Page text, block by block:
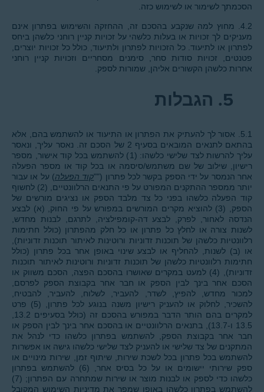
הסכמתך לשימור או לשימוש כזה.
4.2. מחוץ למה שנקבע בהסכם זה, ההחזקה והשימוש בפתרון אינם
מעניקים לך זכויות או בעלות כלשהי על זכויות קניין רוחני כלשהן ביחס
לפתרון או לתיעוד. כל הזכויות לפתרון ולתיעוד, כולל כל זכויות יוצרים,
פטנטים, זכויות סודות סחר, סימנים מסחריים וזכויות קניין רוחני
אחרות כלשהן הקשורים אליהן, שמורות לספק.
5. הגבלות
5.1. אסור לך להעתיק את הפתרון או התיעוד או להשתמש בהם, אלא
בהתאם לתנאים המובאים בסעיף 2 של הסכם זה. נאסר עליך, ונאסר
עליך להרשות לצד שלישי כלשהו: (1) להשתמש בכל קוד אישור, מספר
רישיון, שילוב של שם משתמש/סיסמה או בכל קוד או מספר הפעלה
אחר הנמסר על ידי הספק בקשר לכל פתרון (""קוד הפעלה) על או עבור
יותר ממספר ההתקנים המפורט על פי התנאים הרלוונטיים, (2) לחשוף
קוד הפעלה כלשהו בפני כל צד מלבד הספק או נציגים מורשים של
הספק, (3) להוציא מקרים המורשים במפורש על פי החוק, (א) לבצע
הנדסה לאחור, לפרק, לבצע דה-קומפילציה, לתרגם, לבנות מחדש,
לשנות צורה או לחלץ כל פתרון או כל חלק מהפתרון (כולל חתימות
רלוונטיות כלשהן של תוכנות זדוניות ורוטינות לאיתור תוכנות זדוניות),
או (ב) לשנות, להחליף או לבצע שינוי באופן אחר בכל פתרון (כולל
חתימות רלוונטיות כלשהן של תוכנות זדוניות ורוטינות לאיתור תוכנות
זדוניות), (4) למעט במקרים שאושרו בהסכם הפצה, הסכם משווק או
הסכם אחר בינך לבין הספק או חבר אחר בקבוצת הספק לפרסם,
למכור מחדש, להפיץ, לשדר, להעביר, לשלוח, להעביר, להבטיח,
להשכיר, לחלוק או להעניק רישיון משנה בנוגע לכל פתרון, (5) פרט
13.5 ו-13.7), בתנאים הרלוונטיים או בהסכם אחר בינך לבין הספק או
חבר אחר בקבוצת הספק, להשתמש בפתרון כלשהו כדי לנהל את
המתקנים של צד שלישי או להעניק לצד שלישי כלשהו גישה או אפשרות
להשתמש בכל פתרון בכל לשכת שירות, שיתוף זמן, שירות מינויים או
ספק שירותי יישומים או על כל בסיס אחר, (6) להשתמש בפתרון
כלשהו כדי לספק או לבנות מוצר או שירות שמתחרה עם הפתרון; (7)
להשתמש בפתרון כלשהו באופן שמפר את מדיניות השימוש המקובל